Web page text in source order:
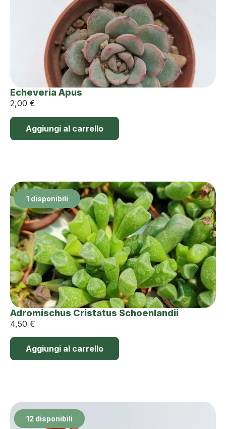
Echeveria Apus
2,00 €
Aggiungi al carrello
1 disponibili
Adromischus Cristatus Schoenlandii
4,50 €
Aggiungi al carrello
12 disponibili